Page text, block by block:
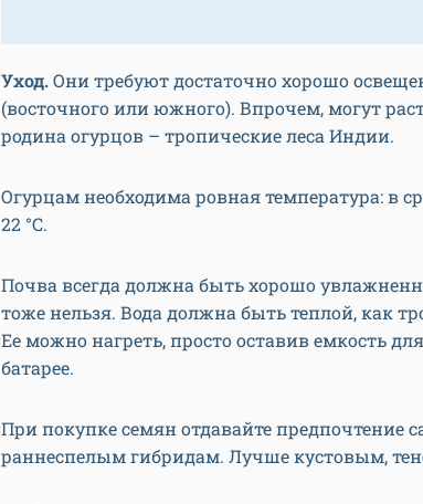
Уход.Они требуют достаточно хорошо
(восточного или южного). Впрочем, могут
родина огурцов – тропические леса Индии.
Огурцам необходима ровная температура: в
22 °С.
Почва всегда должна быть хорошо
тоже нельзя. Вода должна быть теплой, как
Ее можно нагреть, просто оставив емкость
батарее.
При покупке семян отдавайте
раннеспелым гибридам. Лучше кустовым,